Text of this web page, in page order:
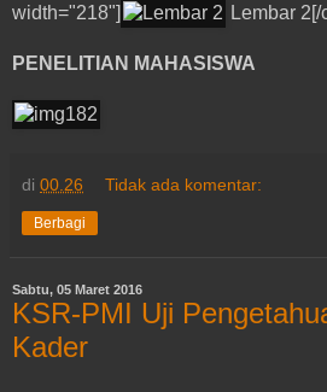
width="218"]
Lembar 2[/
PENELITIAN MAHASISWA
di 00.26 Tidak ada komentar:
Berbagi
Sabtu, 05 Maret 2016
KSR-PMI Uji
Kader